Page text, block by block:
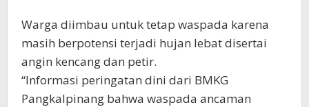
Warga diimbau untuk tetap waspada karena
masih berpotensi terjadi hujan lebat disertai
angin kencang dan petir.
“Informasi peringatan dini dari BMKG
Pangkalpinang bahwa waspada ancaman